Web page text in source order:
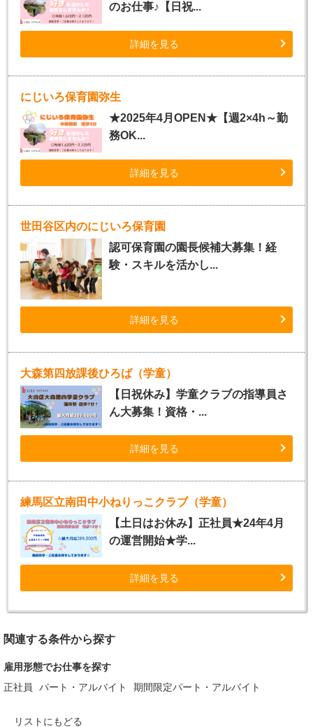
のお仕事♪【日祝...
詳細を見る
にじいろ保育園弥生
★2025年4月OPEN★【週2×4h～勤
務OK...
詳細を見る
世田谷区内のにじいろ保育園
認可保育園の園長候補大募集！経
験・スキルを活かし...
詳細を見る
大森第四放課後ひろば（学童）
【日祝休み】学童クラブの指導員さ
ん大募集！資格・...
詳細を見る
練馬区立南田中小ねりっこクラブ（学童）
【土日はお休み】正社員★24年4月
の運営開始★学...
詳細を見る
関連する条件から探す
雇用形態でお仕事を探す
正社員
パート・アルバイト 期間限定パート・アルバイト
リストにもどる